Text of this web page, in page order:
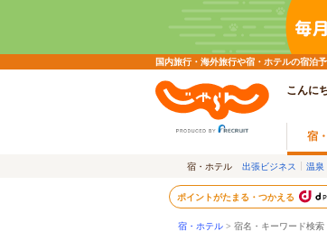
国内旅行・海外旅行や宿・ホテルの宿泊
こんに
宿
宿・ホテル 出張ビジネス 温泉
ポイントがたまる・つかえる
宿・ホテル > 宿名・キーワード検索